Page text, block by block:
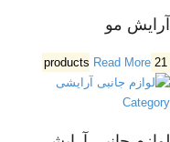
آرایش مو
21 products
Read More
Category